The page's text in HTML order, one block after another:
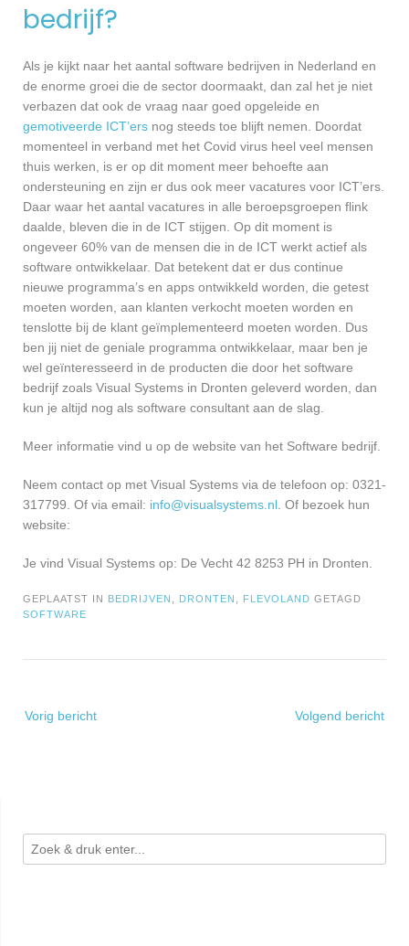
bedrijf?
Als je kijkt naar het aantal software bedrijven in Nederland en
de enorme groei die de sector doormaakt, dan zal het je niet
verbazen dat ook de vraag naar goed opgeleide en
gemotiveerde ICT’ers nog steeds toe blijft nemen. Doordat
momenteel in verband met het Covid virus heel veel mensen
thuis werken, is er op dit moment meer behoefte aan
ondersteuning en zijn er dus ook meer vacatures voor ICT’ers.
Daar waar het aantal vacatures in alle beroepsgroepen flink
daalde, bleven die in de ICT stijgen. Op dit moment is
ongeveer 60% van de mensen die in de ICT werkt actief als
software ontwikkelaar. Dat betekent dat er dus continue
nieuwe programma’s en apps ontwikkeld worden, die getest
moeten worden, aan klanten verkocht moeten worden en
tenslotte bij de klant geïmplementeerd moeten worden. Dus
ben jij niet de geniale programma ontwikkelaar, maar ben je
wel geïnteresseerd in de producten die door het software
bedrijf zoals Visual Systems in Dronten geleverd worden, dan
kun je altijd nog als software consultant aan de slag.
Meer informatie vind u op de website van het Software bedrijf.
Neem contact op met Visual Systems via de telefoon op: 0321-
317799. Of via email: info@visualsystems.nl . Of bezoek hun
website:
Je vind Visual Systems op: De Vecht 42 8253 PH in Dronten.
GEPLAATST IN BEDRIJVEN DRONTEN FLEVOLAND GETAGD
SOFTWARE
navigatie
Vorig bericht Volgend bericht